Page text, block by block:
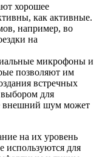
хорошее
как активные.
например, во
на
микрофоны и
позволяют им
встречных
для
внешний шум может
на их уровень
используются для